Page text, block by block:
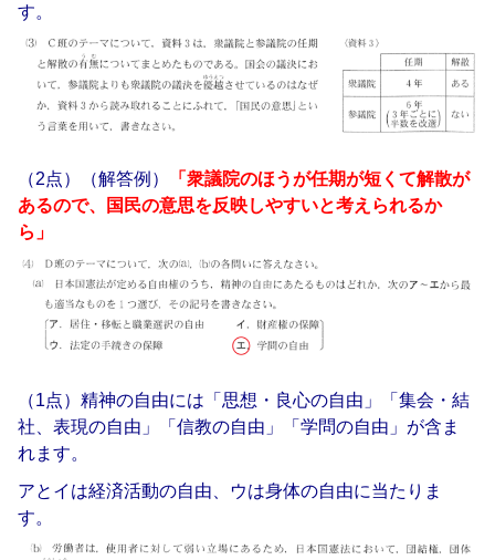
す。
（2点）（解答例）
「衆議院のほうが任期が短くて解散が
あるので、国民の意思を反映しやすいと考えられるか
ら」
（1点）精神の自由には「思想・良心の自由」「集会・結
社、表現の自由」「信教の自由」「学問の自由」が含ま
れます。
アとイは経済活動の自由、ウは身体の自由に当たりま
す。